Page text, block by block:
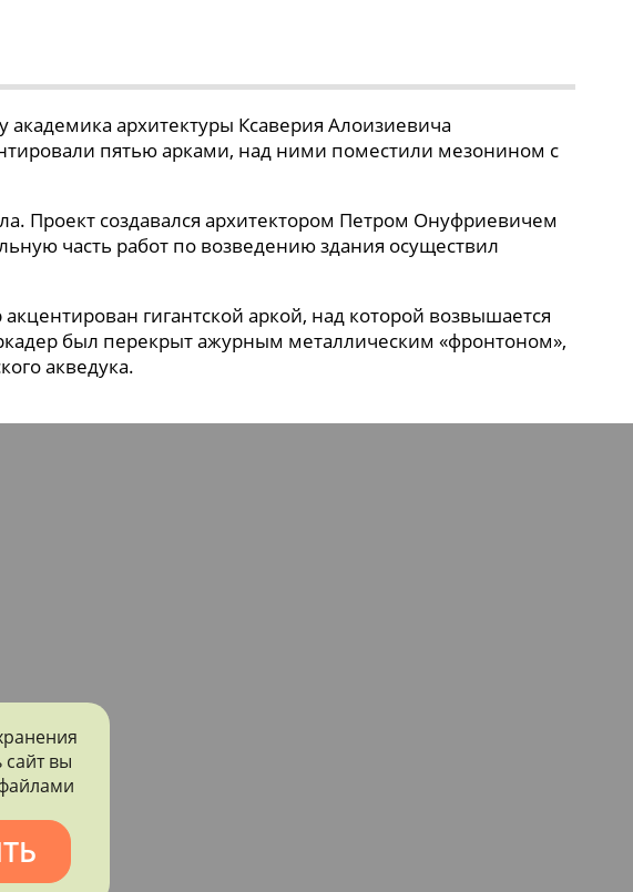
академика архитектуры Ксаверия Алоизиевича
пятью арками, над ними поместили мезонином с
Проект создавался архитектором Петром Онуфриевичем
часть работ по возведению здания осуществил
гигантской аркой, над которой возвышается
был перекрыт ажурным металлическим «фронтоном»,
акведука.
вы